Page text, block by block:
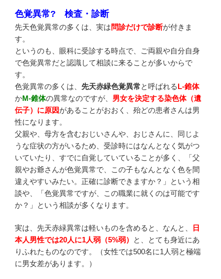
色覚異常? 検査・診断
先天色覚異常の多くは、実は問診だけで診断が付きま
す。
というのも、眼科に受診する時点で、ご両親や自分自身
で色覚異常だと認識して相談に来ることが多いからで
す。
色覚異常の多くは、 先天赤緑色覚異常と呼ばれるL-錐体
かM-錐体の異常なのですが、 男女を決定する染色体（遺
伝子）に原因があることがおおく、殆どの患者さんは男
性になります。
父親や、母方を含むおじいさんや、おじさんに、同じよ
うな症状の方がいるため、受診時にはなんとなく気がつ
いていたり、すでに自覚していていることが多く、「父
親やお爺さんが色覚異常で、この子もなんとなく色を間
違えやすいみたい。正確に診断できますか？」という相
談や、「色覚異常ですが、この職業に就くのは可能です
か？」という相談が多くなります。
実は、先天赤緑異常は軽いものを含めると、なんと、
日
本人男性では20人に1人弱（5%弱）
と、とても身近にあ
りふれたものなのです。（女性では500名に1人弱と極端
に男女差があります。）